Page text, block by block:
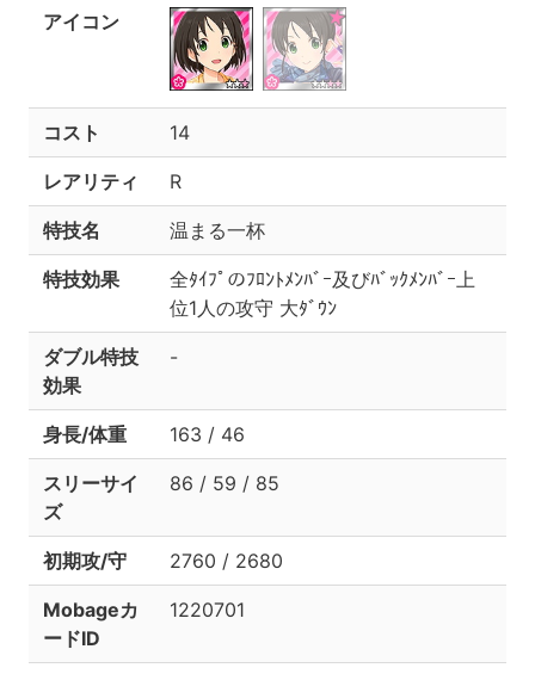
アイコン
コスト 14
レアリティ R
特技名 温まる一杯
特技効果
全ﾀｲﾌﾟのﾌﾛﾝﾄﾒﾝﾊﾞｰ及びﾊﾞｯｸﾒﾝﾊﾞｰ上
位1人の攻守 大ﾀﾞｳﾝ
ダブル特技
効果
-
身長/体重 163 / 46
スリーサイ
ズ
86 / 59 / 85
初期攻/守 2760 / 2680
Mobageカ
ードID
1220701